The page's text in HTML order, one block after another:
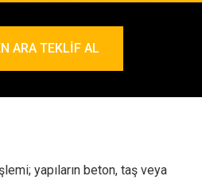
ARA TEKLIF AL
yapıların beton, taş veya